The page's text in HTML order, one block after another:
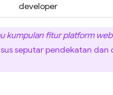
developer
kumpulan fitur platform
seputar pendekatan dan